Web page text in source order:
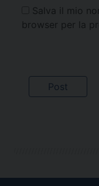
Salva il mio
browser per la